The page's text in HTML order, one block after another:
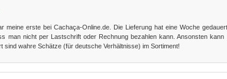
meine erste bei Cachaça-Online.de. Die Lieferung hat eine Woche
man nicht per Lastschrift oder Rechnung bezahlen kann. Ansonsten
sind wahre Schätze (für deutsche Verhältnisse) im Sortiment!